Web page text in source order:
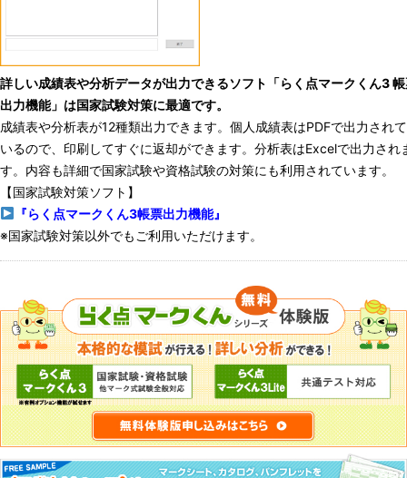
詳しい成績表や分析データが出力できるソフト「らく点マークくん3
出力機能」は国家試験対策に最適です。
成績表や分析表が12種類出力できます。個人成績表はPDFで出力されて
いるので、印刷してすぐに返却ができます。分析表はExcelで出力され
す。内容も詳細で国家試験や資格試験の対策にも利用されています。
【国家試験対策ソフト】
『らく点マークくん3帳票出力機能』
※国家試験対策以外でもご利用いただけます。